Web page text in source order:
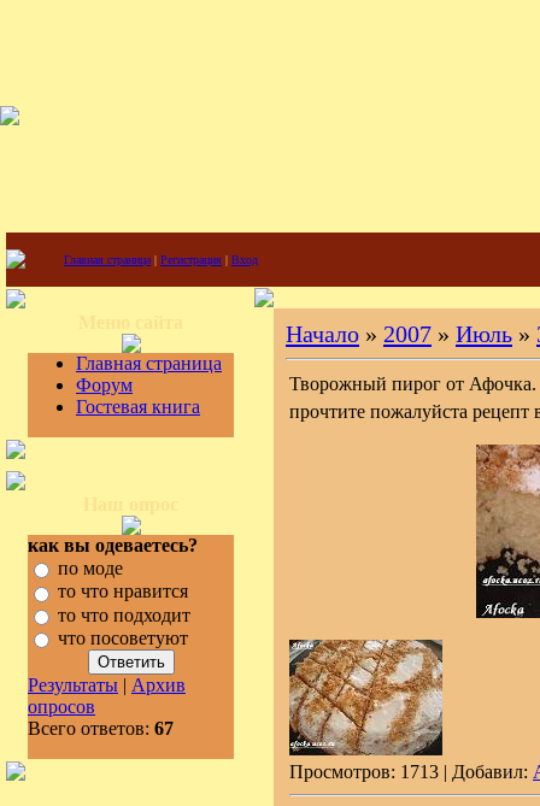
Главная страница | Регистрация | Вход
Главная страница
Форум
Гостевая книга
как вы одеваетесь?
по моде
то что нравится
то что подходит
что посоветуют
Результаты | Архив
опросов
Всего ответов: 67
Начало » 2007 » Июль »
Творожный пирог от Афочка.
прочтите пожалуйста
Просмотров: 1713 | Добавил: